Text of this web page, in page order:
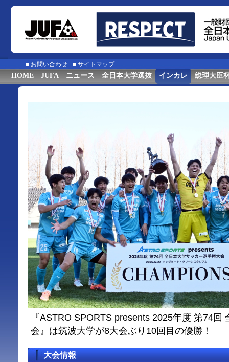
■ お問い合わせ ■ サイトマップ
HOME JUFA ニュース 全日本大学選抜 インカレ 総理大臣
『ASTRO SPORTS presents 2025年度 第74回
会』は筑波大学が8大会ぶり10回目の優勝！
大会情報